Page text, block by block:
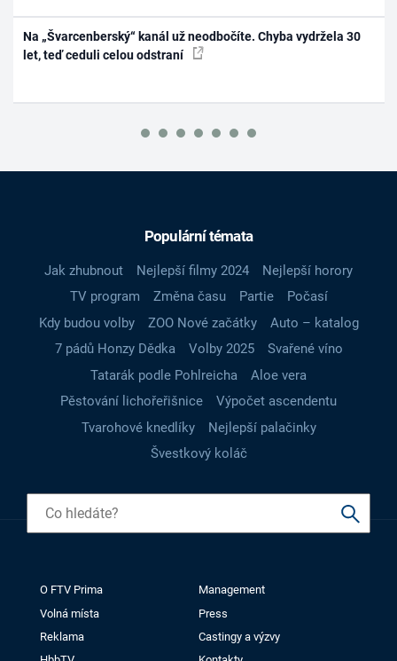
Na „Švarcenberský“ kanál už neodbočíte. Chyba vydržela 30
let, teď ceduli celou odstraní
Populární témata
Jak zhubnout Nejlepší filmy 2024
Nejlepší horory
TV program
Změna času Partie
Počasí
Kdy budou volby
ZOO Nové začátky
Auto – katalog
7 pádů Honzy Dědka
Volby 2025
Svařené víno
Tatarák podle Pohlreicha
Aloe vera
Pěstování lichořeřišnice
Výpočet ascendentu
Tvarohové knedlíky
Nejlepší palačinky
Švestkový koláč
O FTV Prima
Management
Volná místa
Press
Reklama
Castingy a výzvy